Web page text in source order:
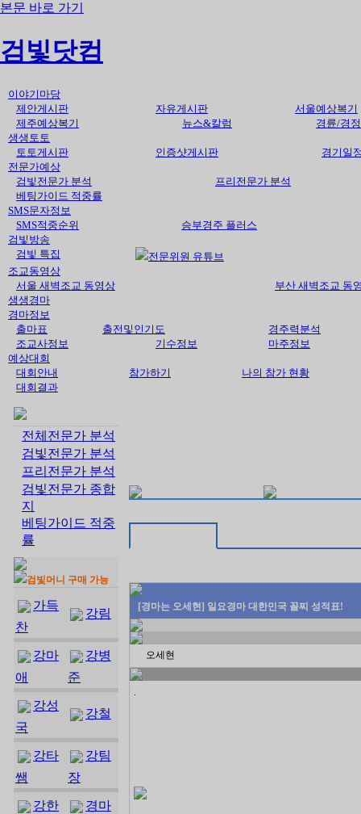
본문 바로 가기
검빛닷컴
이야기마당
제안게시판
자유게시판
서울예상복기
제주예상복기
뉴스&칼럼
경륜/경정
생생토토
토토게시판
인증샷게시판
경기일
전문가예상
검빛전문가 분석
프리전문가 분석
베팅가이드 적중률
SMS문자정보
SMS적중순위
승부경주 플러스
검빛방송
검빛 특집
전문위원 유튜브
조교동영상
서울 새벽조교 동영상
부산 새벽조교 동
생생경마
경마정보
출마표
출전및인기도
경주력분석
조교사정보
기수정보
마주정보
예상대회
대회안내
참가하기
나의 참가 현황
대회결과
전체전문가 분석
검빛전문가 분석
프리전문가 분석
검빛전문가 종합
지
베팅가이드 적중
률
검빛머니 구매 가능
가득
찬
강림
강마
애
강병
준
강성
국
강철
강타
쌤
강팀
장
강한
경마
[경마는 오세현] 일요경마 대한민국 꼴찌 성적표!
오세현
.